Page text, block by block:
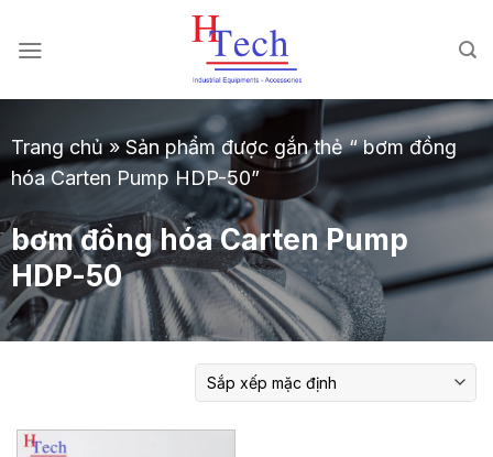
đến
dung
Trang chủ»Sản phẩm được gắn thẻ “ bơm đồng
hóa Carten Pump HDP-50”
bơm đồng hóa Carten Pump
HDP-50